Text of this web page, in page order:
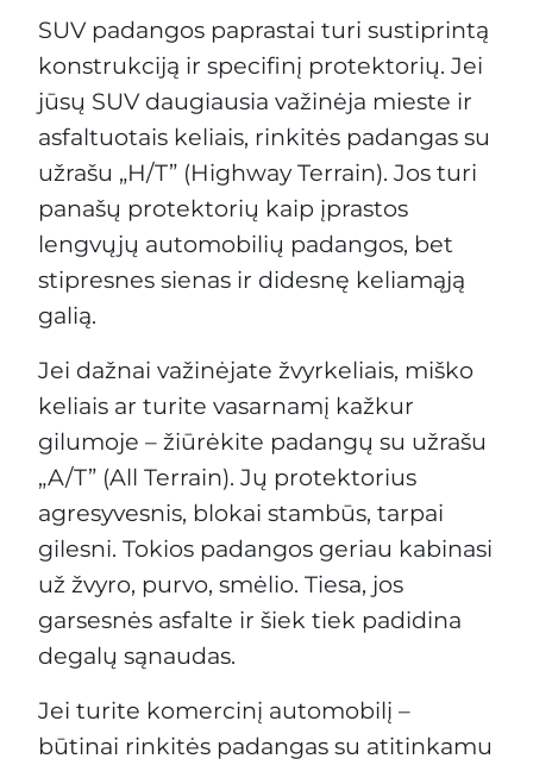
SUV padangos paprastai turi sustiprintą
konstrukciją ir specifinį protektorių. Jei
jūsų SUV daugiausia važinėja mieste ir
asfaltuotais keliais, rinkitės padangas su
užrašu „H/T” (Highway Terrain). Jos turi
panašų protektorių kaip įprastos
lengvųjų automobilių padangos, bet
stipresnes sienas ir didesnę keliamąją
galią.
Jei dažnai važinėjate žvyrkeliais, miško
keliais ar turite vasarnamį kažkur
gilumoje – žiūrėkite padangų su užrašu
„A/T” (All Terrain). Jų protektorius
agresyvesnis, blokai stambūs, tarpai
gilesni. Tokios padangos geriau kabinasi
už žvyro, purvo, smėlio. Tiesa, jos
garsesnės asfalte ir šiek tiek padidina
degalų sąnaudas.
Jei turite komercinį automobilį –
būtinai rinkitės padangas su atitinkamu